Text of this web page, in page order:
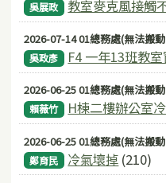
吳展政 教室麥克風接觸
2026-07-14 01總務處(無法搬
吳政彥 F4 一年13班教室
2026-06-25 01總務處(無法搬
賴薇竹 H棟二樓辦公室
2026-06-25 01總務處(無法搬
鄭育民 冷氣壞掉 (210)